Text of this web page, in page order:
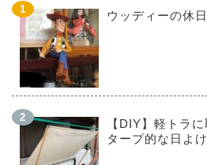
ウッディーの休
【DIY】軽トラ
タープ的な日よけ